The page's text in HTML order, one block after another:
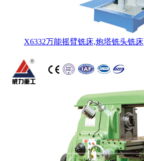
X6332万能摇臂铣床,炮塔铣头铣床